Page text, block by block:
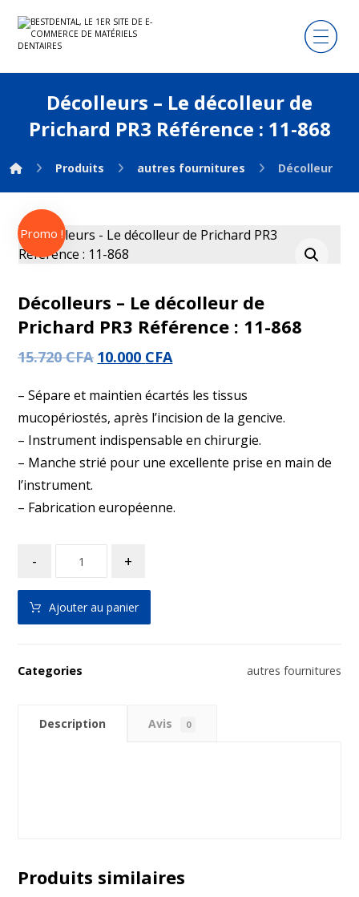
Décolleurs – Le décolleur de
Prichard PR3 Référence : 11-868
Produits autres fournitures Décolleurs -
Promo !
Décolleurs – Le décolleur de
Prichard PR3 Référence : 11-868
15.720CFA 10.000 CFA
– Sépare et maintien écartés les tissus
mucopériostés, après l’incision de la gencive.
– Instrument indispensable en chirurgie.
– Manche strié pour une excellente prise en main de
l’instrument.
– Fabrication européenne.
- +
Ajouter au panier
Categories autres fournitures
Description Avis 0
Produits similaires